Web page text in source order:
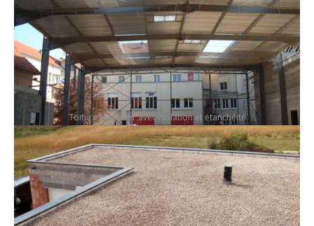
Toiture bac acier avec isolation et étanchéité